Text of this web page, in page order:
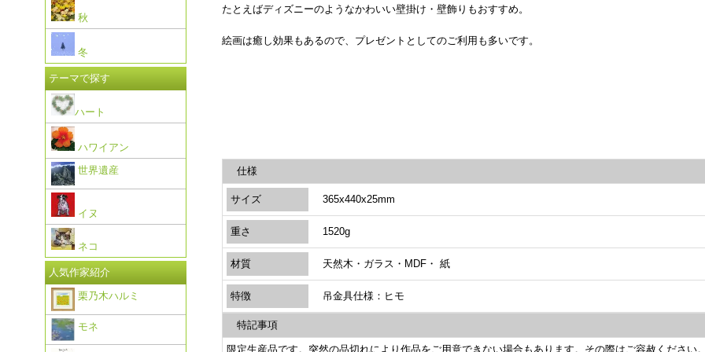
たとえばディズニーのようなかわいい壁掛け・壁飾りもおすすめ。
絵画は癒し効果もあるので、プレゼントとしてのご利用も多いです。
仕様
サイズ 365x440x25mm
重さ 1520g
材質 天然木・ガラス・MDF・ 紙
特徴 吊金具仕様：ヒモ
特記事項
限定生産品です。突然の品切れにより作品をご用意できない場合もあります。その際はご容赦くださ
秋
冬
テーマで探す
ハート
ハワイアン
世界遺産
イヌ
ネコ
人気作家紹介
栗乃木ハルミ
モネ